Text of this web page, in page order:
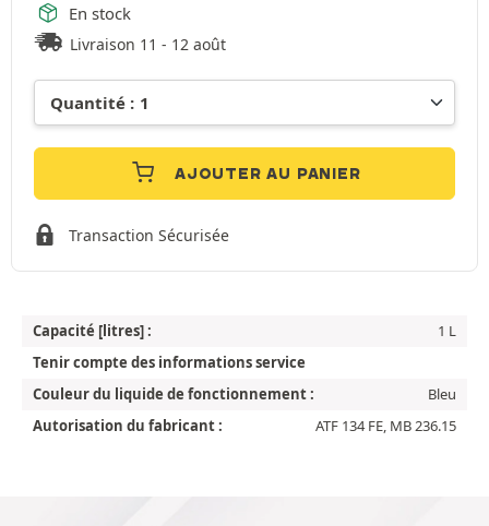
En stock
Livraison 11 - 12 août
AJOUTER AU PANIER
Transaction Sécurisée
Capacité [litres] :
1 L
Tenir compte des informations service
Couleur du liquide de fonctionnement :
Bleu
Autorisation du fabricant :
ATF 134 FE, MB 236.15